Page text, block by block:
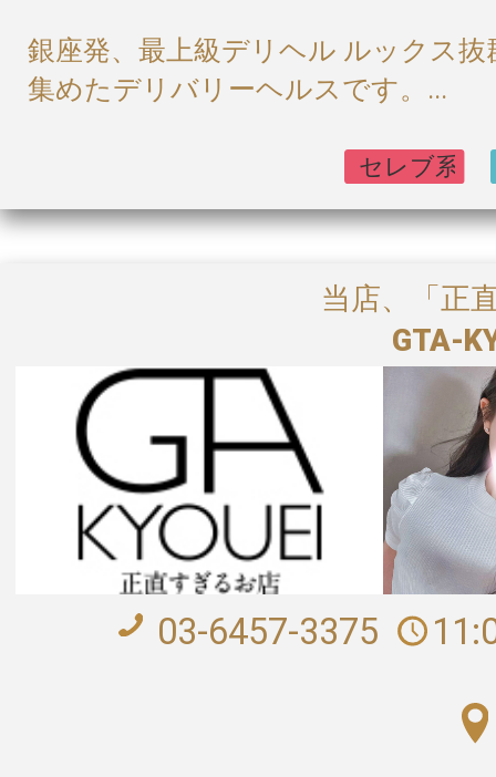
銀座発、最上級デリヘル ルックス
集めたデリバリーヘルスです。...
当店、「正
GTA-
03-6457-3375